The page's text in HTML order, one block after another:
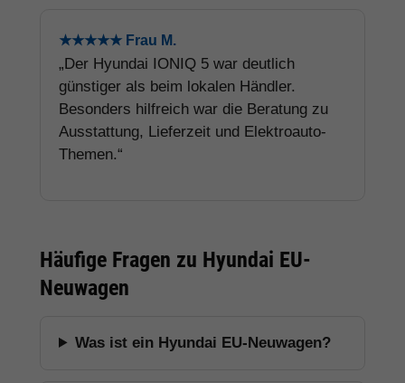
★★★★★ Frau M.
„Der Hyundai IONIQ 5 war deutlich
günstiger als beim lokalen Händler.
Besonders hilfreich war die Beratung zu
Ausstattung, Lieferzeit und Elektroauto-
Themen.“
Häufige Fragen zu Hyundai EU-
Neuwagen
Was ist ein Hyundai EU-Neuwagen?